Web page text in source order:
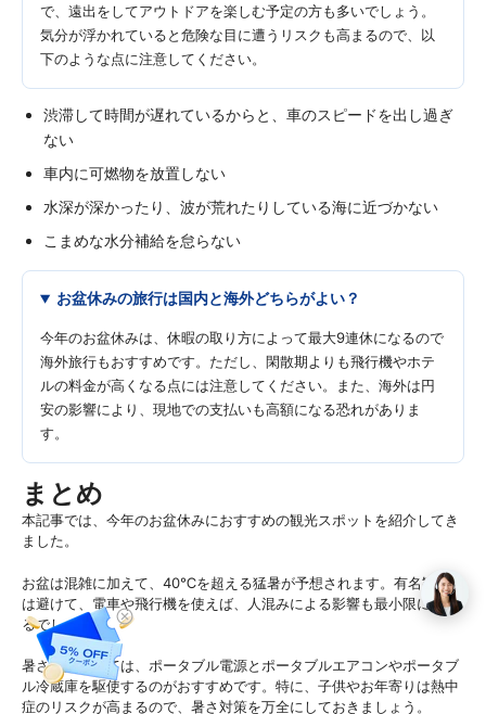
で、遠出をしてアウトドアを楽しむ予定の方も多いでしょう。
気分が浮かれていると危険な目に遭うリスクも高まるので、以
下のような点に注意してください。
渋滞して時間が遅れているからと、車のスピードを出し過ぎ
ない
車内に可燃物を放置しない
水深が深かったり、波が荒れたりしている海に近づかない
こまめな水分補給を怠らない
お盆休みの旅行は国内と海外どちらがよい？
今年のお盆休みは、休暇の取り方によって最大9連休になるので
海外旅行もおすすめです。ただし、閑散期よりも飛行機やホテ
ルの料金が高くなる点には注意してください。また、海外は円
安の影響により、現地での支払いも高額になる恐れがありま
す。
まとめ
本記事では、今年のお盆休みにおすすめの観光スポットを紹介してき
ました。
お盆は混雑に加えて、40℃を超える猛暑が予想されます。有名観光地
は避けて、電車や飛行機を使えば、人混みによる影響も最小限にでき
るでしょう。
暑さ対策としては、ポータブル電源とポータブルエアコンやポータブ
ル冷蔵庫を駆使するのがおすすめです。特に、子供やお年寄りは熱中
症のリスクが高まるので、暑さ対策を万全にしておきましょう。